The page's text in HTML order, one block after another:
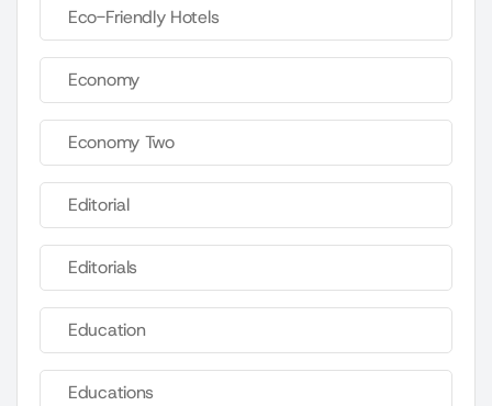
Eco-Friendly Hotels
Economy
Economy Two
Editorial
Editorials
Education
Educations